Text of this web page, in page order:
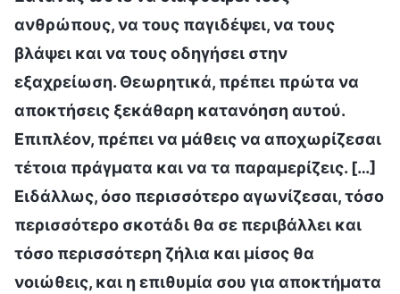
ανθρώπους, να τους παγιδέψει, να τους
βλάψει και να τους οδηγήσει στην
εξαχρείωση. Θεωρητικά, πρέπει πρώτα να
αποκτήσεις ξεκάθαρη κατανόηση αυτού.
Επιπλέον, πρέπει να μάθεις να αποχωρίζεσαι
τέτοια πράγματα και να τα παραμερίζεις. […]
Ειδάλλως, όσο περισσότερο αγωνίζεσαι, τόσο
περισσότερο σκοτάδι θα σε περιβάλλει και
τόσο περισσότερη ζήλια και μίσος θα
νοιώθεις, και η επιθυμία σου για αποκτήματα